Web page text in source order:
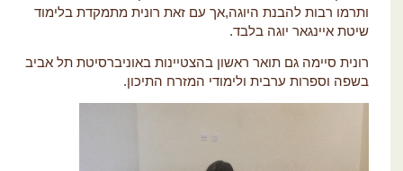
ותרמו רבות להבנת היוגה,אך עם זאת רונית מתמקדת בלימוד
שיטת איינגאר יוגה בלבד.
רונית סיימה גם תואר ראשון בהצטיינות באוניברסיטת תל אביב
בשפה וספרות ערבית ולימודי המזרח התיכון.